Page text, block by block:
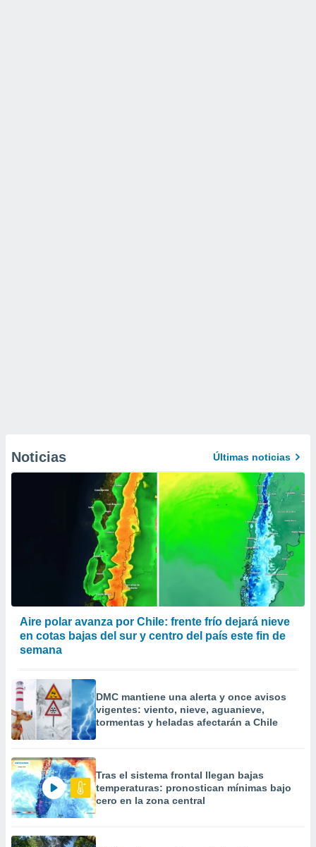
Noticias Últimas noticias
Aire polar avanza por Chile: frente frío dejará nieve
en cotas bajas del sur y centro del país este fin de
semana
DMC mantiene una alerta y once avisos
vigentes: viento, nieve, aguanieve,
tormentas y heladas afectarán a Chile
Tras el sistema frontal llegan bajas
temperaturas: pronostican mínimas bajo
cero en la zona central